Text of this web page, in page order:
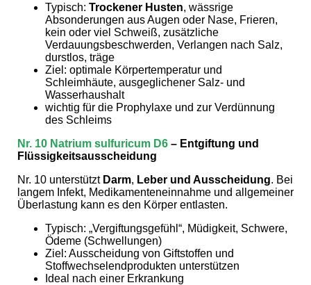
Typisch: Trockener Husten, wässrige
Absonderungen aus Augen oder Nase, Frieren,
kein oder viel Schweiß, zusätzliche
Verdauungsbeschwerden, Verlangen nach Salz,
durstlos, träge
Ziel: optimale Körpertemperatur und
Schleimhäute, ausgeglichener Salz- und
Wasserhaushalt
wichtig für die Prophylaxe und zur Verdünnung
des Schleims
Nr. 10 Natrium sulfuricum D6 – Entgiftung und
Flüssigkeitsausscheidung
Nr. 10 unterstütztDarm, Leber und Ausscheidung. Bei
langem Infekt, Medikamenteneinnahme und allgemeiner
Überlastung kann es den Körper entlasten.
Typisch: „Vergiftungsgefühl“, Müdigkeit, Schwere,
Ödeme (Schwellungen)
Ziel: Ausscheidung von Giftstoffen und
Stoffwechselendprodukten unterstützen
Ideal nach einer Erkrankung